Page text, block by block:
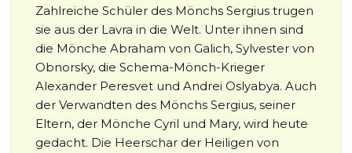
Zahlreiche Schüler des Mönchs Sergius trugen
sie aus der Lavra in die Welt. Unter ihnen sind
die Mönche Abraham von Galich, Sylvester von
Obnorsky, die Schema-Mönch-Krieger
Alexander Peresvet und Andrei Oslyabya. Auch
der Verwandten des Mönchs Sergius, seiner
Eltern, der Mönche Cyril und Mary, wird heute
gedacht. Die Heerschar der Heiligen von